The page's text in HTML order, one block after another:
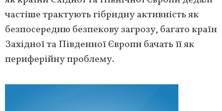
частіше трактують гібридну активність як
безпосередню безпекову загрозу, багато країн
Західної та Південної Європи бачать її як
периферійну проблему.